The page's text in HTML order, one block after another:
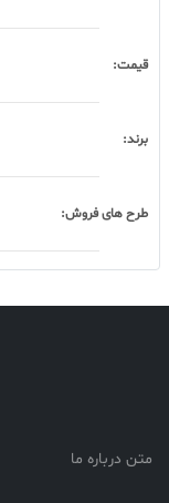
قیمت:
برند:
طرح های فروش:
متن درباره ما